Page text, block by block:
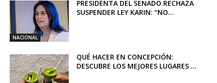
NACIONAL
PRESIDENTA DEL SENADO RECHAZA
SUSPENDER LEY KARIN: “NO...
QUÉ HACER EN CONCEPCIÓN:
DESCUBRE LOS MEJORES LUGARES ...